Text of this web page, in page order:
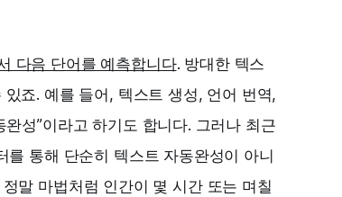
다음 단어를 예측합니다. 방대한 텍스
죠. 예를 들어, 텍스트 생성, 언어 번역,
성”이라고 하기도 합니다. 그러나 최근
통해 단순히 텍스트 자동완성이 아니
말 마법처럼 인간이 몇 시간 또는 며칠